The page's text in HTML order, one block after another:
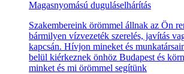
Magasnyomású duguláselhárítás
Szakembereink örömmel állnak az Ön
bármilyen vízvezeték szerelés, javítás
kapcsán. Hívjon mineket és
belül kiérkeznek önhöz Budapest és
minket és mi örömmel segítünk